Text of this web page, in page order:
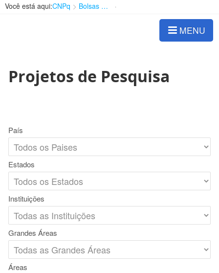
Você está aqui:CNPq Bolsas e Auxílios Vigentes
MENU
Projetos de Pesquisa
País
Estados
Instituições
Grandes Áreas
Áreas